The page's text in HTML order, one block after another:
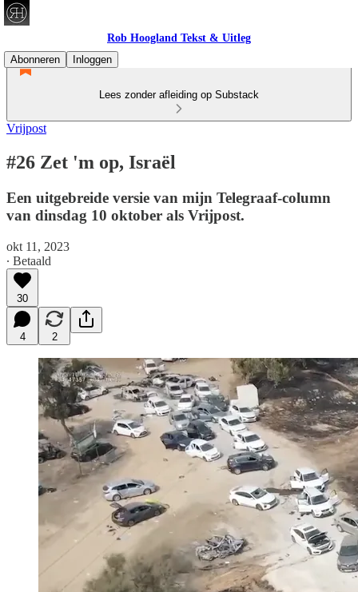
Rob Hoogland Tekst & Uitleg
Abonneren
Inloggen
Lees zonder afleiding op Substack
Vrijpost
#26 Zet 'm op, Israël
Een uitgebreide versie van mijn Telegraaf-column
van dinsdag 10 oktober als Vrijpost.
okt 11, 2023
∙ Betaald
30
4 2